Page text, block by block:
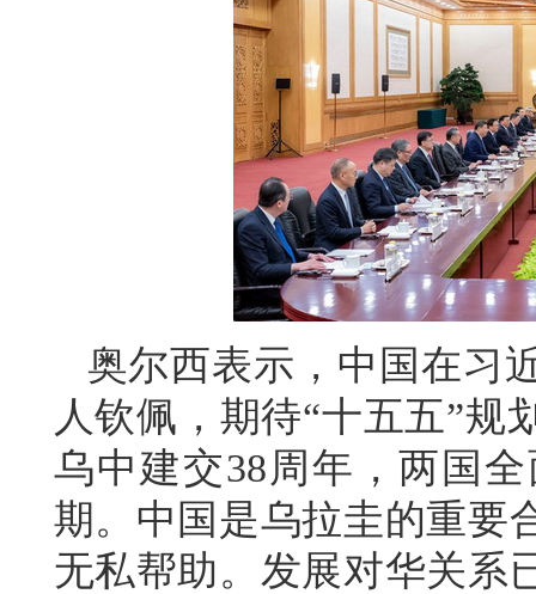
奥尔西表示，中国在习
人钦佩，期待“十五五”规
乌中建交38周年，两国
期。中国是乌拉圭的重要
无私帮助。发展对华关系